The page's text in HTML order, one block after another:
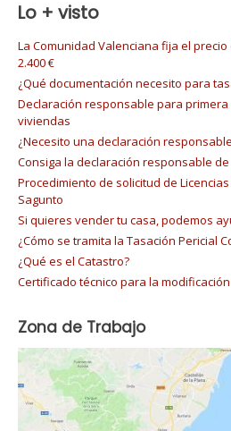
Lo + visto
La Comunidad Valenciana fija el
2.400 €
¿Qué documentación necesito para
Declaración responsable para
viviendas
¿Necesito una declaración
Consiga la declaración responsable
Procedimiento de solicitud de
Sagunto
Si quieres vender tu casa, podemos
¿Cómo se tramita la Tasación Pericial
¿Qué es el Catastro?
Certificado técnico para la
Zona de Trabajo